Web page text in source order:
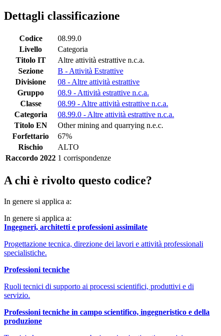
Dettagli classificazione
Codice
08.99.0
Livello
Categoria
Titolo IT
Altre attività estrattive n.c.a.
Sezione
B - Attività Estrattive
Divisione
08 - Altre attività estrattive
Gruppo
08.9 - Attività estrattive n.c.a.
Classe
08.99 - Altre attività estrattive n.c.a.
Categoria
08.99.0 - Altre attività estrattive n.c.a.
Titolo EN
Other mining and quarrying n.e.c.
Forfettario
67%
Rischio
ALTO
Raccordo 2022 1 corrispondenze
A chi è rivolto questo codice?
In genere si applica a:
In genere si applica a:
Ingegneri, architetti e professioni assimilate
Progettazione tecnica, direzione dei lavori e attività professionali
specialistiche.
Professioni tecniche
Ruoli tecnici di supporto ai processi scientifici, produttivi e di
servizio.
Professioni tecniche in campo scientifico, ingegneristico e della
produzione